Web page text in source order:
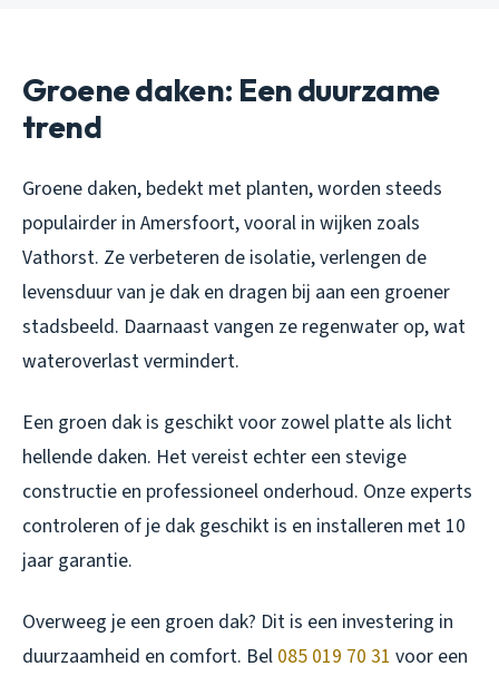
Groene daken: Een duurzame
trend
Groene daken, bedekt met planten, worden steeds
populairder in Amersfoort, vooral in wijken zoals
Vathorst. Ze verbeteren de isolatie, verlengen de
levensduur van je dak en dragen bij aan een groener
stadsbeeld. Daarnaast vangen ze regenwater op, wat
wateroverlast vermindert.
Een groen dak is geschikt voor zowel platte als licht
hellende daken. Het vereist echter een stevige
constructie en professioneel onderhoud. Onze experts
controleren of je dak geschikt is en installeren met 10
jaar garantie.
Overweeg je een groen dak? Dit is een investering in
duurzaamheid en comfort. Bel 085 019 70 31 voor een